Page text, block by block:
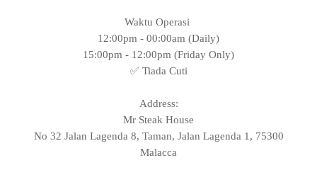
Waktu Operasi
12:00pm - 00:00am (Daily)
15:00pm - 12:00pm (Friday Only)
✅ Tiada Cuti
Address:
Mr Steak House
No 32 Jalan Lagenda 8, Taman, Jalan Lagenda 1, 75300
Malacca